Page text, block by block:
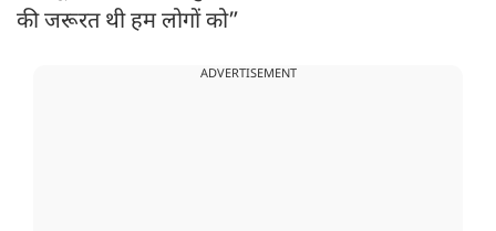
की जरूरत थी हम लोगों को”
ADVERTISEMENT